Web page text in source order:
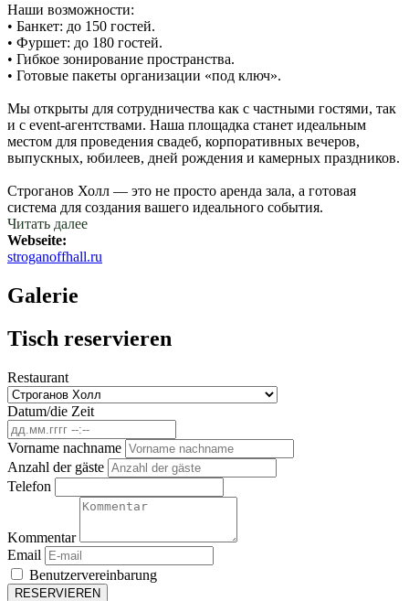
Наши возможности:
• Банкет: до 150 гостей.
• Фуршет: до 180 гостей.
• Гибкое зонирование пространства.
• Готовые пакеты организации «под ключ».
Мы открыты для сотрудничества как с частными гостями, так
и с event-агентствами. Наша площадка станет идеальным
местом для проведения свадеб, корпоративных вечеров,
выпускных, юбилеев, дней рождения и камерных праздников.
Строганов Холл — это не просто аренда зала, а готовая
система для создания вашего идеального события.
Читать далее
Webseite:
stroganoffhall.ru
Galerie
Tisch reservieren
Restaurant
Datum/die Zeit
Vorname nachname
Anzahl der gäste
Telefon
Kommentar
Email
Benutzervereinbarung
RESERVIEREN